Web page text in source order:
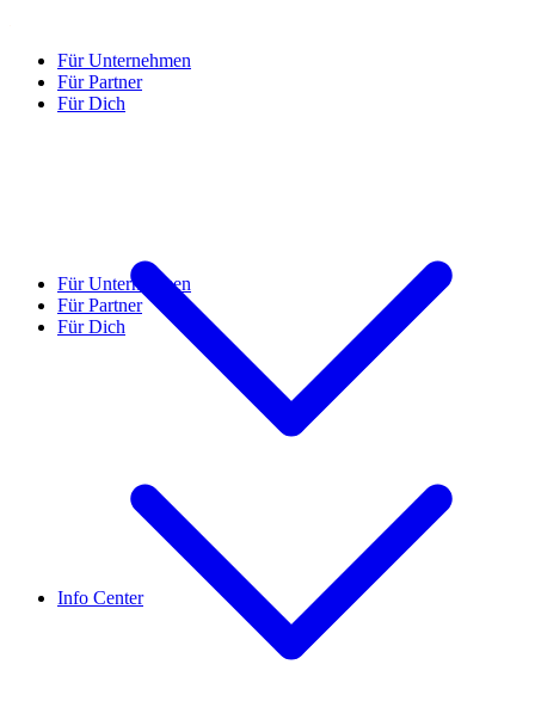
Für Unternehmen
Für Partner
Für Dich
Info Center
Für Unternehmen
Für Partner
Für Dich